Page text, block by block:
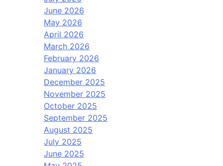
June 2026
May 2026
April 2026
March 2026
February 2026
January 2026
December 2025
November 2025
October 2025
September 2025
August 2025
July 2025
June 2025